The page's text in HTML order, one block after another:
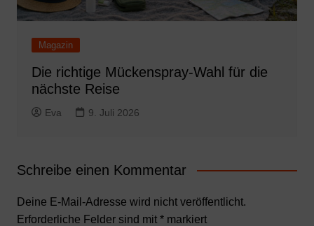
Magazin
Die richtige Mückenspray-Wahl für die
nächste Reise
Eva 9. Juli 2026
Schreibe einen Kommentar
Deine E-Mail-Adresse wird nicht veröffentlicht.
Erforderliche Felder sind mit *markiert